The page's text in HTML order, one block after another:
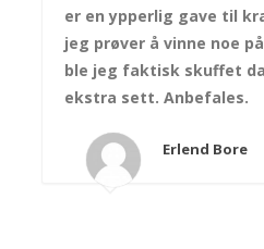
er en ypperlig gave til
jeg prøver å vinne noe
ble jeg faktisk skuffet
ekstra sett. Anbefales.
Erlend Bore